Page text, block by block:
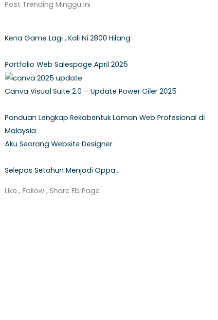
e
b
o
o
k
-
f
t
t
e
r
t
u
b
e
k
e
d
i
n
Post Trending Minggu Ini
Kena Game Lagi , Kali Ni 2800 Hilang
Portfolio Web Salespage April 2025
Canva Visual Suite 2.0 – Update Power Giler 2025
Panduan Lengkap Rekabentuk Laman Web Profesional di
Malaysia
Aku Seorang Website Designer
Selepas Setahun Menjadi Oppa…
Like , Follow , Share Fb Page